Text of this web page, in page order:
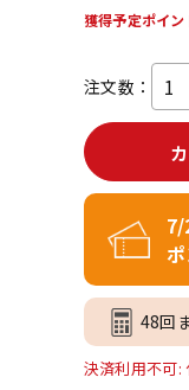
獲得予定ポイン
注文数：
7/
48回
決済利用不可: